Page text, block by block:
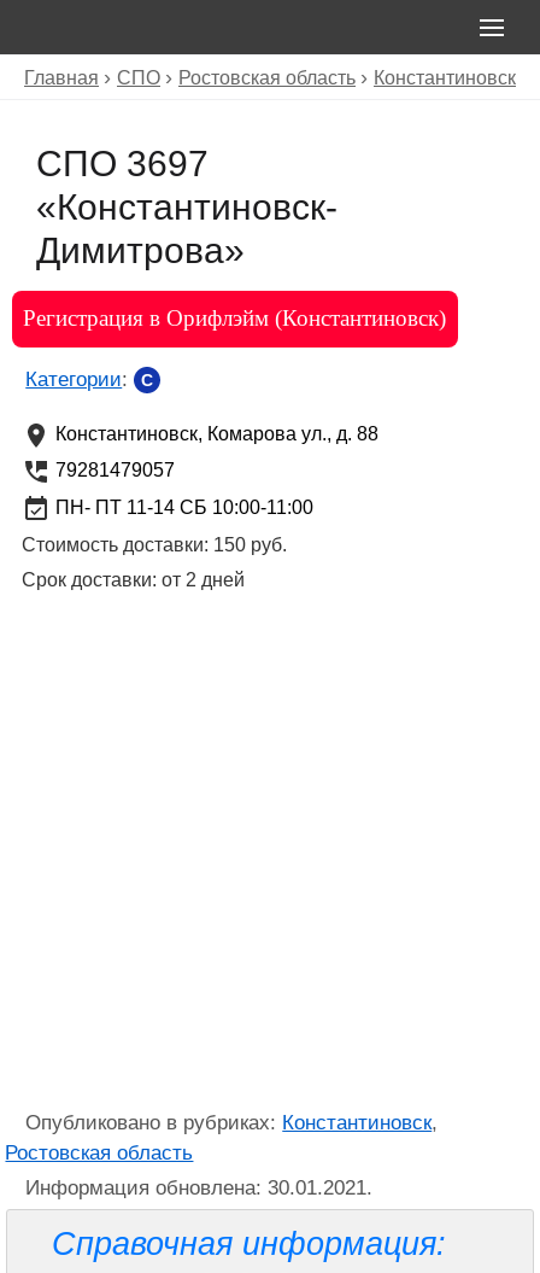
Главная СПО Ростовская область Константиновск
СПО 3697
«Константиновск-
Димитрова»
Регистрация в Орифлэйм (Константиновск)
Категории: C
Константиновск, Комарова ул., д. 88
79281479057
ПН- ПТ 11-14 СБ 10:00-11:00
Стоимость доставки: 150 руб.
Срок доставки:от 2 дней
Опубликовано в рубриках: Константиновск,
Ростовская область
Информация обновлена: 30.01.2021.
Справочная информация: